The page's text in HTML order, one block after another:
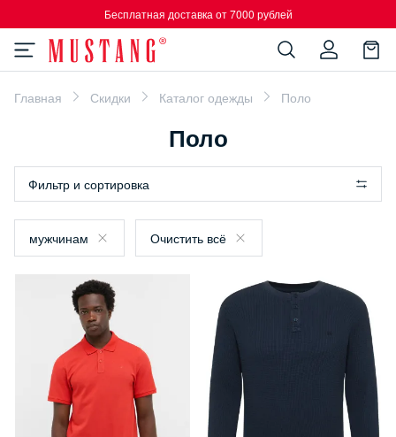
Бесплатная доставка от 7000 рублей
Главная Скидки Каталог одежды Поло
Поло
Фильтр и сортировка
мужчинам Очистить всё